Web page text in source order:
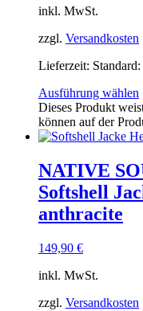
inkl. MwSt.
zzgl. Versandkosten
Lieferzeit:
Ausführung wählen
Dieses Produkt
können auf der
NATIVE
Softshell
anthracite
149,90 €
inkl. MwSt.
zzgl. Versandkosten